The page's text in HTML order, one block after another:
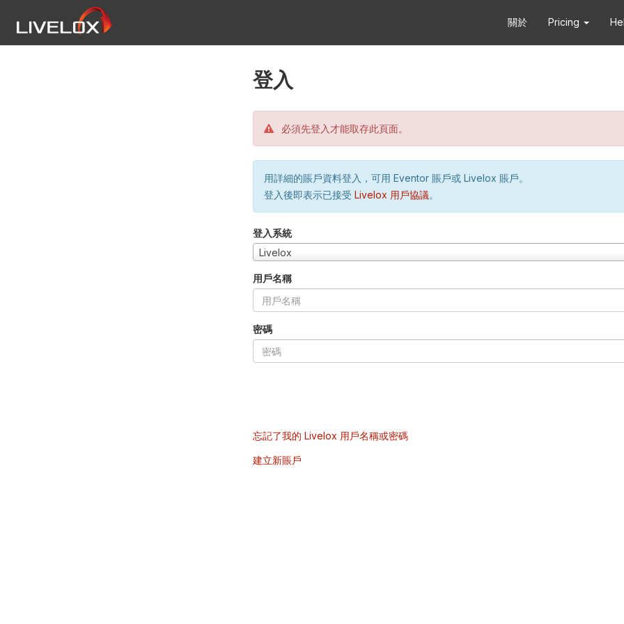
關於 Pricing
登入
必須先登入才能取存此頁面。
用詳細的賬戶資料登入，可用 Eventor 賬戶或 Livelox 賬戶。
登入後即表示已接受 Livelox 用戶協議。
登入系統
Livelox
用戶名稱
密碼
忘記了我的 Livelox 用戶名稱或密碼
建立新賬戶